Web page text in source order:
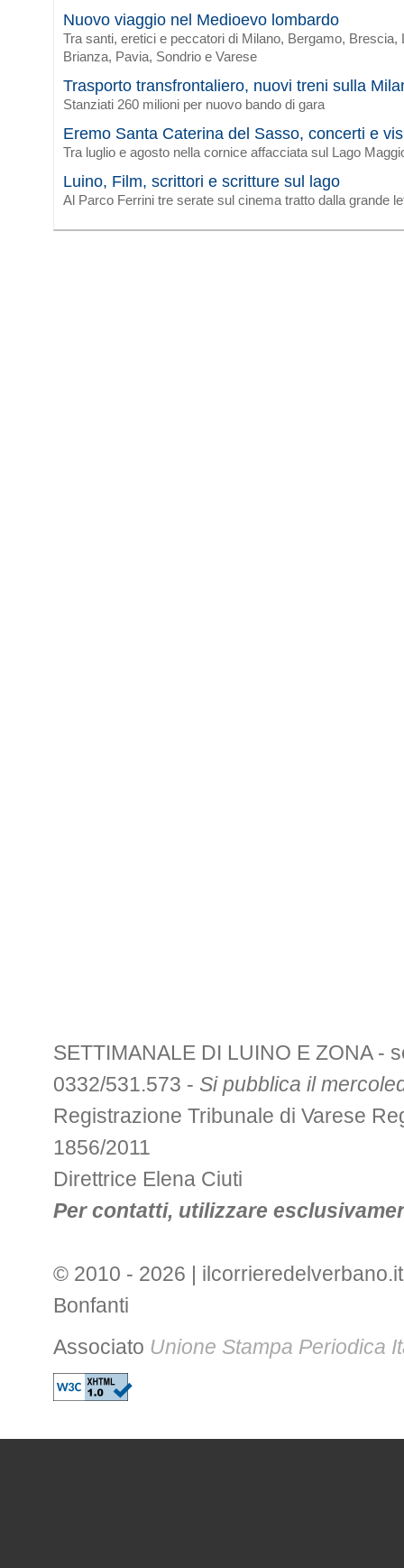
Nuovo viaggio nel Medioevo lombardo
Tra santi, eretici e peccatori di Milano, Bergamo, Brescia,
Brianza, Pavia, Sondrio e Varese
Trasporto transfrontaliero, nuovi treni sulla
Stanziati 260 milioni per nuovo bando di gara
Eremo Santa Caterina del Sasso, concerti e
Tra luglio e agosto nella cornice affacciata sul Lago
Luino, Film, scrittori e scritture sul lago
Al Parco Ferrini tre serate sul cinema tratto dalla grande
SETTIMANALE DI LUINO E ZONA -
0332/531.573 - Si pubblica il
Registrazione Tribunale di Varese
1856/2011
Direttrice Elena Ciuti
Per contatti, utilizzare
© 2010 - 2026 |
Bonfanti
Associato Unione Stampa Periodica